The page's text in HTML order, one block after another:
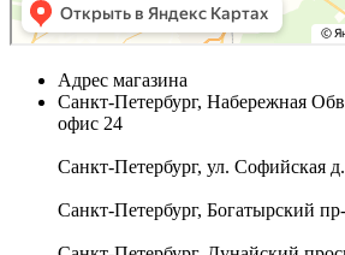
Адрес магазина
Санкт-Петербург, Набережная
офис 24
Санкт-Петербург, ул. Софийская
Санкт-Петербург, Богатырский